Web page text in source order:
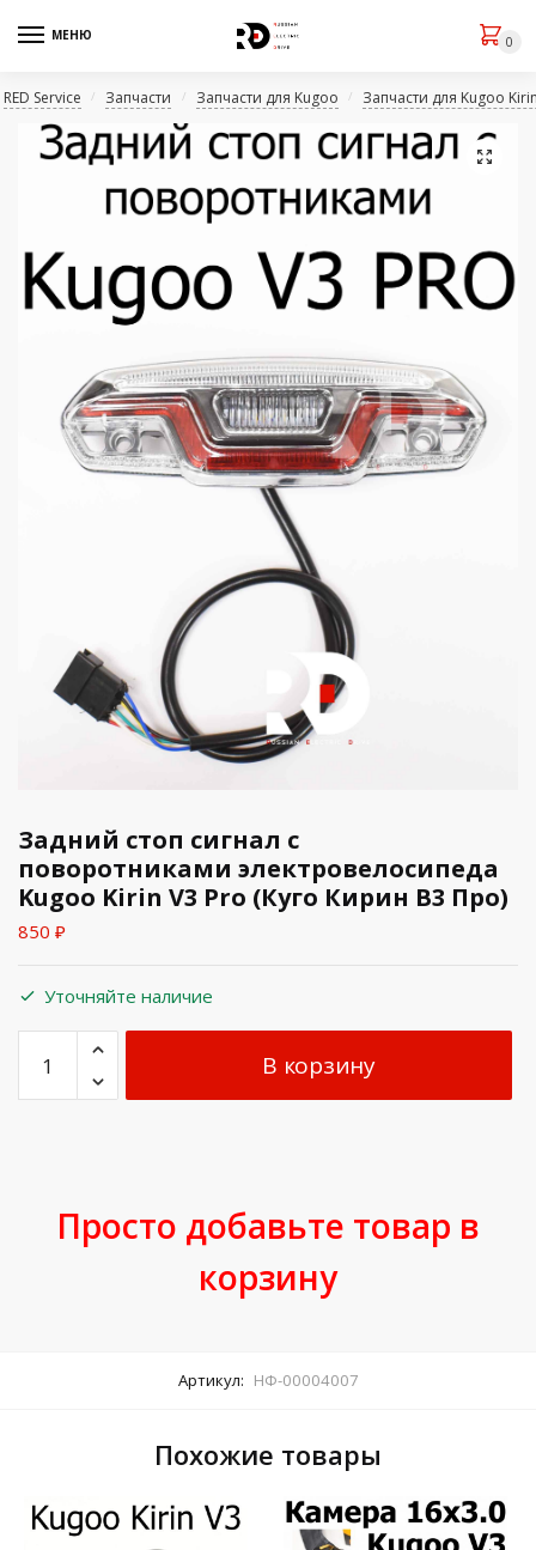
МЕНЮ 0
RED Service / Запчасти / Запчасти для Kugoo / Запчасти для Kugoo
🔍
Задний стоп сигнал с
поворотниками электровелосипеда
Kugoo Kirin V3 Pro (Куго Кирин В3 Про)
850 ₽
Уточняйте наличие
В корзину
Просто добавьте товар в
корзину
Артикул: НФ-00004007
Похожие товары